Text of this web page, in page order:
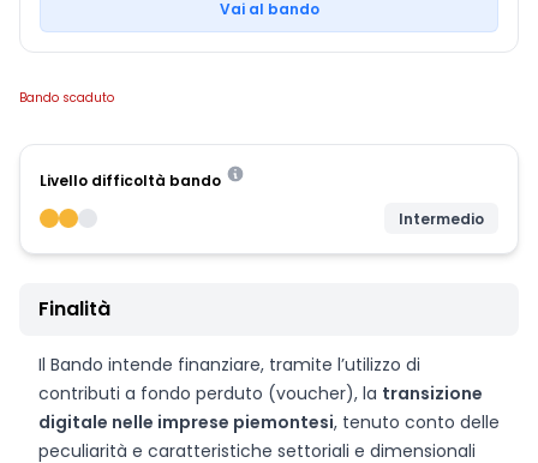
Vai al bando
Bando scaduto
Livello difficoltà bando
Intermedio
Finalità
Il Bando intende finanziare, tramite l’utilizzo di
contributi a fondo perduto (voucher), la transizione
digitale nelle imprese piemontesi, tenuto conto delle
peculiarità e caratteristiche settoriali e dimensionali